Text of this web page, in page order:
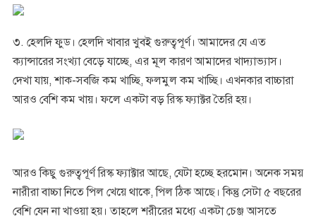
৩. হেলদি ফুড। হেলদি খাবার খুবই গুরুত্বপূর্ণ। আমাদের যে এত
ক্যান্সারের সংখ্যা বেড়ে যাচ্ছে, এর মূল কারণ আমাদের খাদ্যাভ্যাস।
দেখা যায়, শাক-সবজি কম খাচ্ছি, ফলমুল কম খাচ্ছি। এখনকার বাচ্চারা
আরও বেশি কম খায়। ফলে একটা বড় রিস্ক ফ্যাক্টর তৈরি হয়।
আরও কিছু গুরুত্বপূর্ণ রিস্ক ফ্যাক্টার আছে, যেটা হচ্ছে হরমোন। অনেক সময়
নারীরা বাচ্চা নিতে পিল খেয়ে থাকে, পিল ঠিক আছে। কিন্তু সেটা ৫ বছরের
বেশি যেন না খাওয়া হয়। তাহলে শরীরের মধ্যে একটা চেঞ্জ আসতে